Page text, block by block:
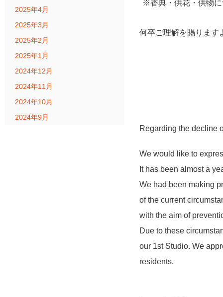
2025年4月
2025年3月
2025年2月
2025年1月
2024年12月
2024年11月
2024年10月
2024年9月
※香典・供花・供物
何卒ご理解を賜ります
Regarding the decline
We would like to
It has been almost a
We had been making
of the current
with the aim of
Due to these
our 1st Studio. We
residents.